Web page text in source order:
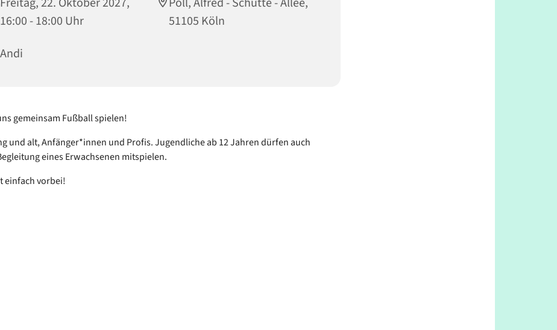
16:00 - 18:00 Uhr
51105 Köln
Andi
gemeinsam Fußball spielen!
und alt, Anfänger*innen und Profis. Jugendliche ab 12 Jahren dürfen auch
eines Erwachsenen mitspielen.
einfach vorbei!